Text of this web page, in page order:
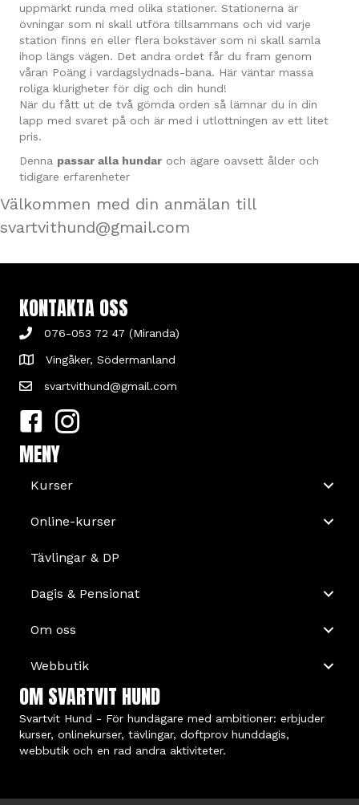
uppmärkt runda med olika stationer. Stationerna är
övningar som ni skall utföra tillsammans och vid varje
station finns en eller flera bokstäver som ni skall samla
ihop längs vägen. Det andra ordet får du fram genom
våran Poäng i vardagslydnads-bana. Här väntar massa
roliga klurigheter för dig och din hund!
När du fått ut de två gömda orden så lämnar du in din
lapp med svaret på och är med i utlottningen av ett litet
pris.
Denna passar alla hundar och ägare oavsett ålder och
tidigare erfarenheter
Välkommen med din anmälan till
svartvithund@gmail.com
KONTAKTA OSS
076-053 72 47 (Miranda)
Vingåker, Södermanland
svartvithund@gmail.com
MENY
Kurser
Online-kurser
Tävlingar & DP
Dagis & Pensionat
Om oss
Webbutik
OM SVARTVIT HUND
Svartvit Hund - För hundägare med ambitioner: erbjuder
kurser, onlinekurser, tävlingar, doftprov hunddagis,
webbutik och en rad andra aktiviteter.